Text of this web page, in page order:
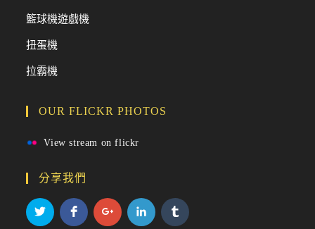
籃球機遊戲機
扭蛋機
拉霸機
OUR FLICKR PHOTOS
View stream on flickr
分享我們